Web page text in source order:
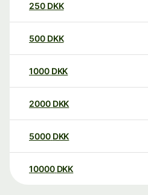
250 DKK
500 DKK
1000 DKK
2000 DKK
5000 DKK
10000 DKK